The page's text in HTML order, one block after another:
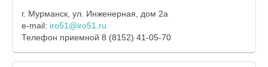
г. Мурманск, ул. Инженерная, дом 2а
e-mail: iro51@iro51.ru
Телефон приемной 8 (8152) 41-05-70